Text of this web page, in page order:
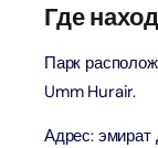
Где
Парк
Umm Hurair.
Адрес: